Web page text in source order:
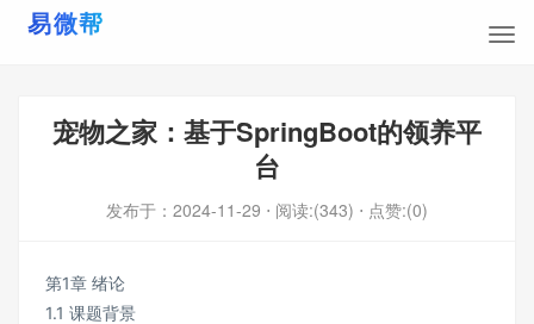
宠物之家：基于SpringBoot的领养平
台
发布于： 2024-11-29 ⋅ 阅读:(343) ⋅ 点赞:(0)
第1章 绪论
1.1 课题背景